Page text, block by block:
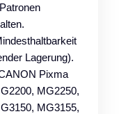
Lagerung).
Pixma
MG2250,
MG3155,